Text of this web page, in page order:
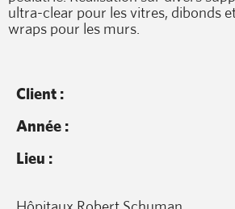
ultra-clear pour les vitres, dibonds
wraps pour les murs.
Client :
Année :
Lieu :
Hôpitaux Robert Schuman